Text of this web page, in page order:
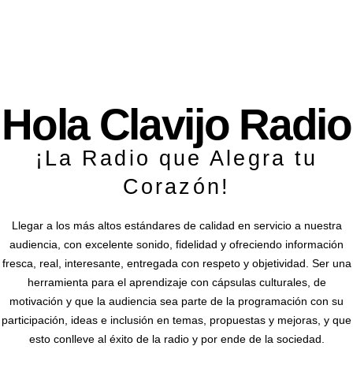
Hola Clavijo Radio
¡La Radio que Alegra tu
Corazón!
Llegar a los más altos estándares de calidad en servicio a nuestra
audiencia, con excelente sonido, fidelidad y ofreciendo información
fresca, real, interesante, entregada con respeto y objetividad. Ser una
herramienta para el aprendizaje con cápsulas culturales, de
motivación y que la audiencia sea parte de la programación con su
participación, ideas e inclusión en temas, propuestas y mejoras, y que
esto conlleve al éxito de la radio y por ende de la sociedad.